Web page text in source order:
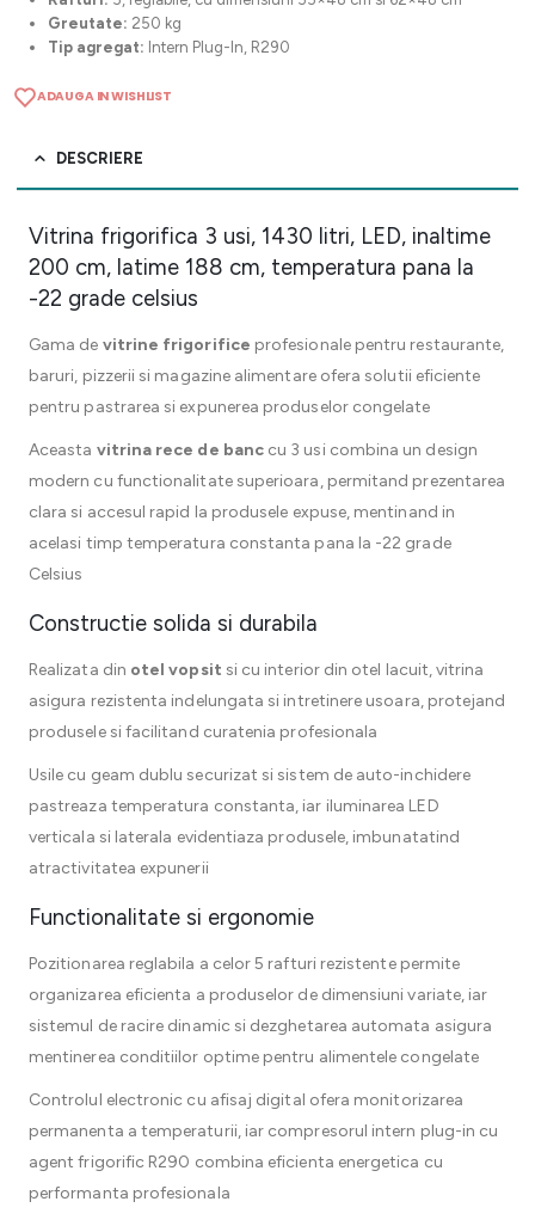
Greutate: 250 kg
Tip agregat: Intern Plug-In, R290
ADAUGA IN WISHLIST
DESCRIERE
Vitrina frigorifica 3 usi, 1430 litri, LED, inaltime
200 cm, latime 188 cm, temperatura pana la
-22 grade celsius
Gama de vitrine frigorifice profesionale pentru restaurante,
baruri, pizzerii si magazine alimentare ofera solutii eficiente
pentru pastrarea si expunerea produselor congelate
Aceasta vitrina rece de banccu 3 usi combina un design
modern cu functionalitate superioara, permitand prezentarea
clara si accesul rapid la produsele expuse, mentinand in
acelasi timp temperatura constanta pana la -22 grade
Celsius
Constructie solida si durabila
Realizata din otel vopsit si cu interior din otel lacuit, vitrina
asigura rezistenta indelungata si intretinere usoara, protejand
produsele si facilitand curatenia profesionala
Usile cu geam dublu securizat si sistem de auto-inchidere
pastreaza temperatura constanta, iar iluminarea LED
verticala si laterala evidentiaza produsele, imbunatatind
atractivitatea expunerii
Functionalitate si ergonomie
Pozitionarea reglabila a celor 5 rafturi rezistente permite
organizarea eficienta a produselor de dimensiuni variate, iar
sistemul de racire dinamic si dezghetarea automata asigura
mentinerea conditiilor optime pentru alimentele congelate
Controlul electronic cu afisaj digital ofera monitorizarea
permanenta a temperaturii, iar compresorul intern plug-in cu
agent frigorific R290 combina eficienta energetica cu
performanta profesionala